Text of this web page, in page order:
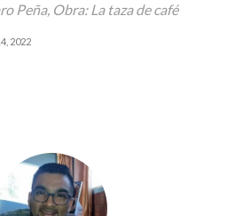
Peña, Obra: La taza de café
2022